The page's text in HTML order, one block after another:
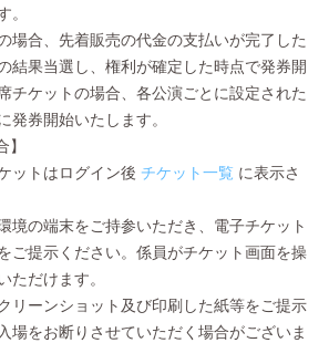
場合、先着販売の代金の支払いが完了した
結果当選し、権利が確定した時点で発券開
チケットの場合、各公演ごとに設定された
発券開始いたします。
ットはログイン後 チケット一覧 に表示さ
境の端末をご持参いただき、電子チケット
ご提示ください。係員がチケット画面を操
ただけます。
リーンショット及び印刷した紙等をご提示
場をお断りさせていただく場合がございま